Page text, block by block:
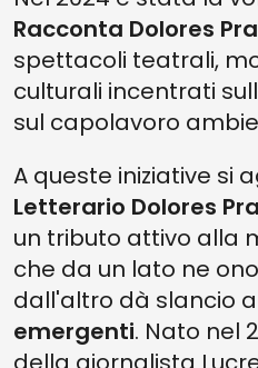
Racconta Dolores
spettacoli teatrali,
culturali incentrati
sul capolavoro
A queste iniziative si
Letterario Dolores
un tributo attivo alla
che da un lato ne
dall'altro dà slancio
emergenti. Nato nel